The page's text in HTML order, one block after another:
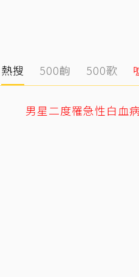
熱搜 500齣 500歌
男星二度罹急性白血